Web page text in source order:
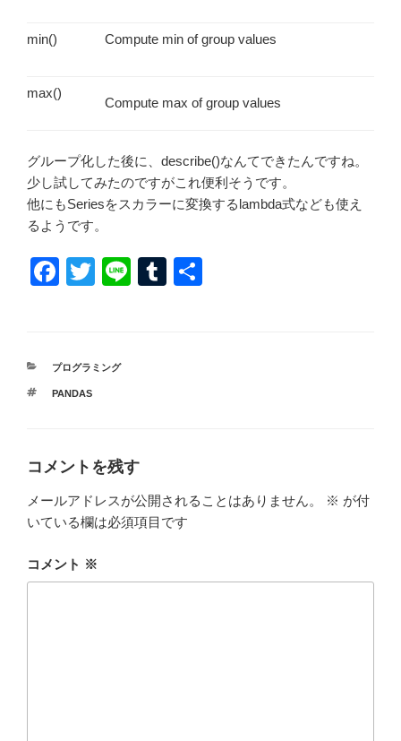
min() Compute min of group values
max()
Compute max of group values
グループ化した後に、describe()なんてできたんですね。
少し試してみたのですがこれ便利そうです。
他にもSeriesをスカラーに変換するlambda式なども使え
るようです。
F
e
b
k
T
er
Li
T
カ
ゴ
プログラミング
タ
PANDAS
コメントを残す
メールアドレスが公開されることはありません。 ※ が付
いている欄は必須項目です
コメント ※